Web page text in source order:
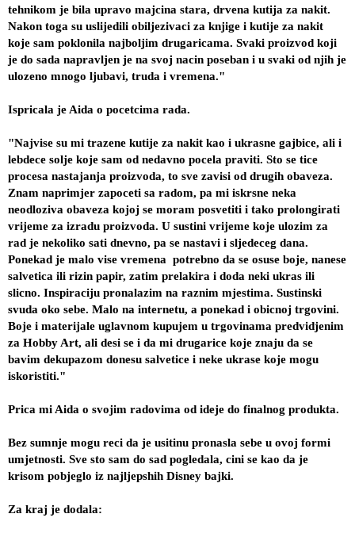
tehnikom je bila upravo majcina stara, drvena kutija za nakit.
Nakon toga su uslijedili obiljezivaci za knjige i kutije za nakit
koje sam poklonila najboljim drugaricama. Svaki proizvod koji
je do sada napravljen je na svoj nacin poseban i u svaki od njih je
ulozeno mnogo ljubavi, truda i vremena."
Ispricala je Aida o pocetcima rada.
"Najvise su mi trazene kutije za nakit kao i ukrasne gajbice, ali i
lebdece solje koje sam od nedavno pocela praviti. Sto se tice
procesa nastajanja proizvoda, to sve zavisi od drugih obaveza.
Znam naprimjer zapoceti sa radom, pa mi iskrsne neka
neodloziva obaveza kojoj se moram posvetiti i tako prolongirati
vrijeme za izradu proizvoda. U sustini vrijeme koje ulozim za
rad je nekoliko sati dnevno, pa se nastavi i sljedeceg dana.
Ponekad je malo vise vremena  potrebno da se osuse boje, nanese
salvetica ili rizin papir, zatim prelakira i doda neki ukras ili
slicno. Inspiraciju pronalazim na raznim mjestima. Sustinski
svuda oko sebe. Malo na internetu, a ponekad i obicnoj trgovini.
Boje i materijale uglavnom kupujem u trgovinama predvidjenim
za Hobby Art, ali desi se i da mi drugarice koje znaju da se
bavim dekupazom donesu salvetice i neke ukrase koje mogu
iskoristiti."
Prica mi Aida o svojim radovima od ideje do finalnog produkta.
Bez sumnje mogu reci da je usitinu pronasla sebe u ovoj formi
umjetnosti. Sve sto sam do sad pogledala, cini se kao da je
krisom pobjeglo iz najljepshih Disney bajki.
Za kraj je dodala: